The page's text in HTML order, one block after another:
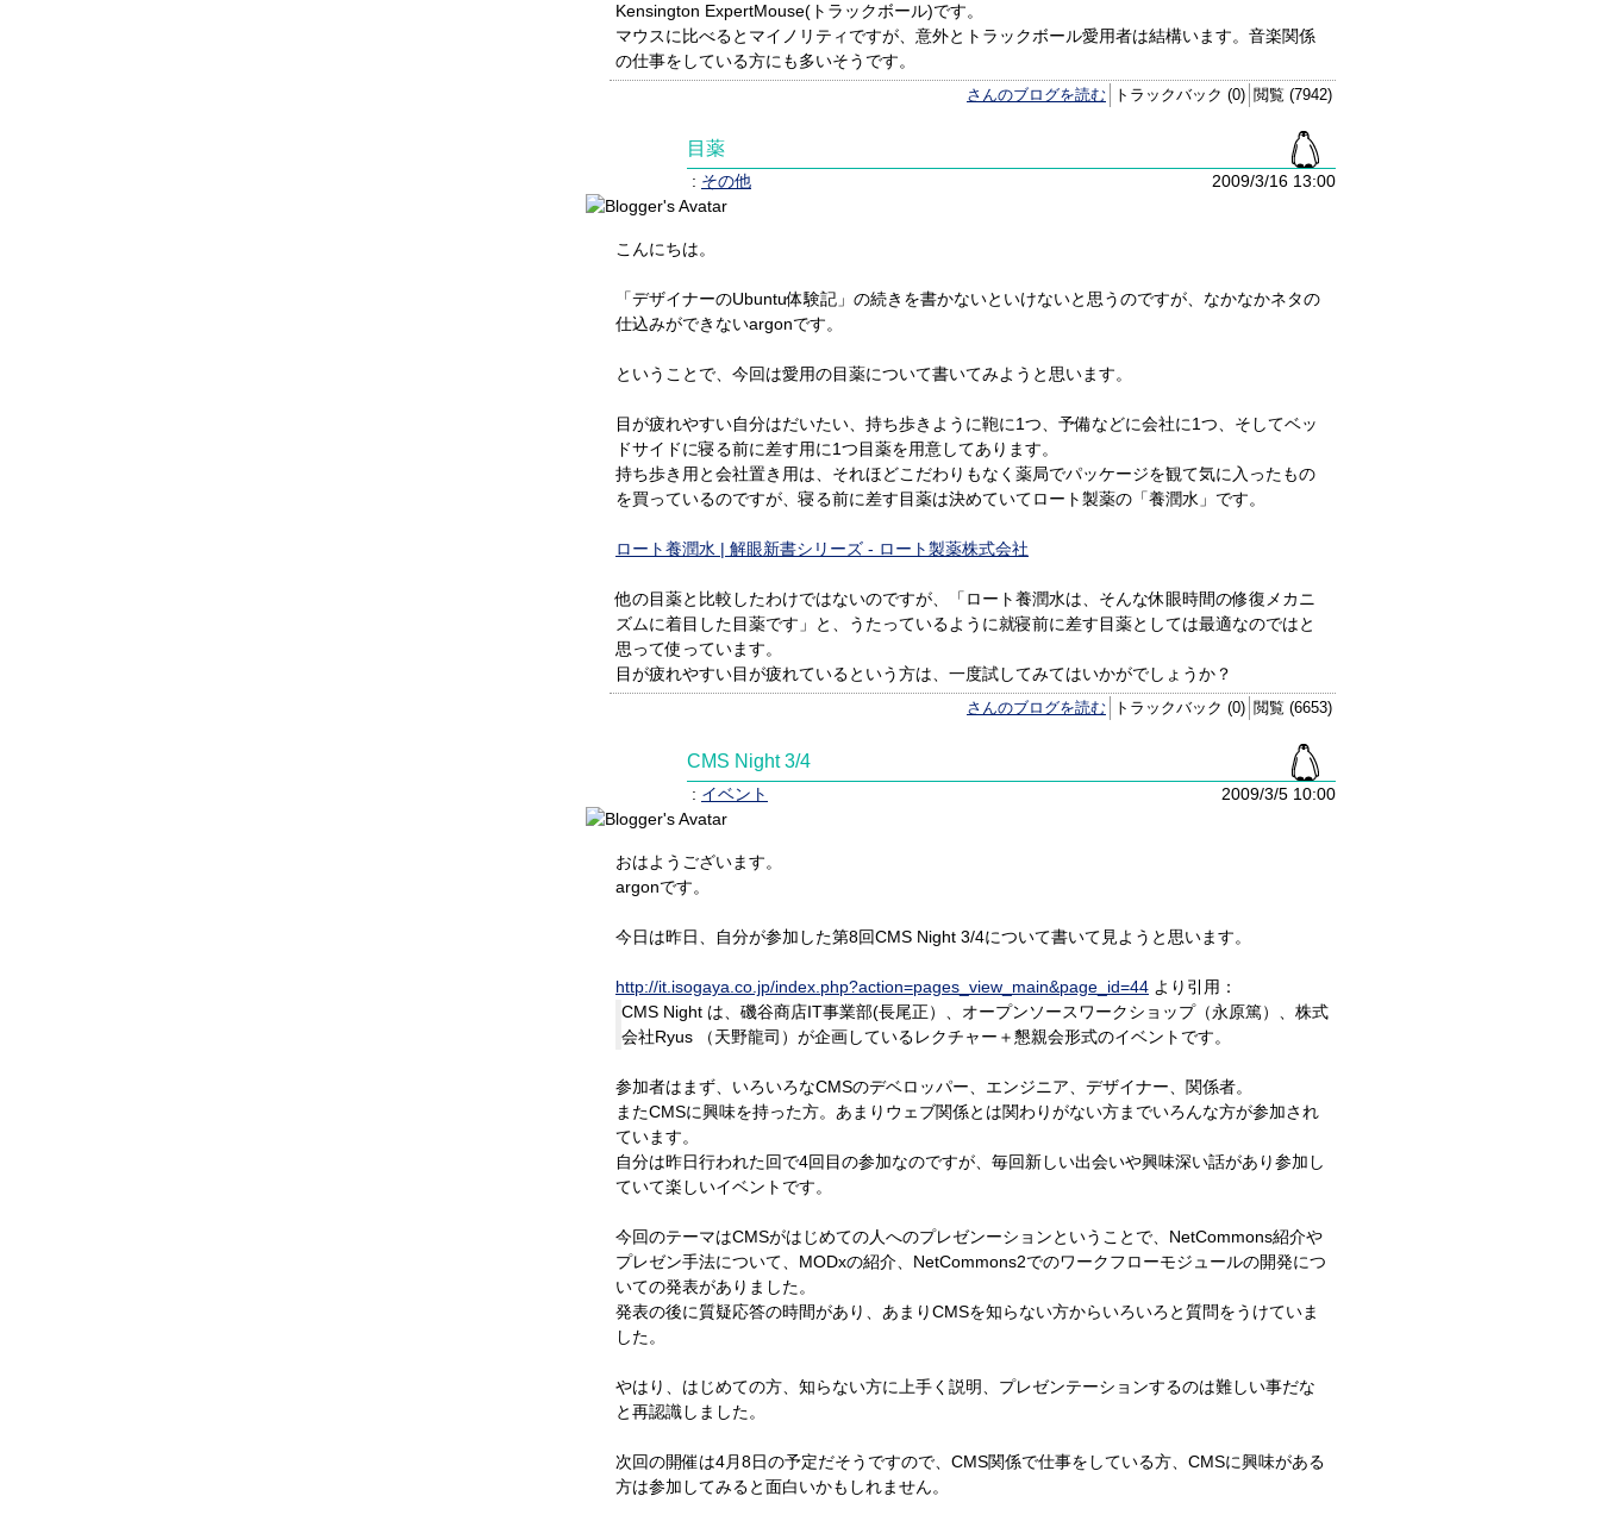
Kensington ExpertMouse(トラックボール)です。
マウスに比べるとマイノリティですが、意外とトラックボール愛用者は結構います。音楽関係
の仕事をしている方にも多いそうです。
さんのブログを読む トラックバック (0) 閲覧 (7942)
目薬
: その他 2009/3/16 13:00
こんにちは。
「デザイナーのUbuntu体験記」の続きを書かないといけないと思うのですが、なかなかネタの
仕込みができないargonです。
ということで、今回は愛用の目薬について書いてみようと思います。
目が疲れやすい自分はだいたい、持ち歩きように鞄に1つ、予備などに会社に1つ、そしてベッ
ドサイドに寝る前に差す用に1つ目薬を用意してあります。
持ち歩き用と会社置き用は、それほどこだわりもなく薬局でパッケージを観て気に入ったもの
を買っているのですが、寝る前に差す目薬は決めていてロート製薬の「養潤水」です。
ロート養潤水 | 解眼新書シリーズ - ロート製薬株式会社
他の目薬と比較したわけではないのですが、「ロート養潤水は、そんな休眼時間の修復メカニ
ズムに着目した目薬です」と、うたっているように就寝前に差す目薬としては最適なのではと
思って使っています。
目が疲れやすい目が疲れているという方は、一度試してみてはいかがでしょうか？
さんのブログを読む トラックバック (0) 閲覧 (6653)
CMS Night 3/4
: イベント 2009/3/5 10:00
おはようございます。
argonです。
今日は昨日、自分が参加した第8回CMS Night 3/4について書いて見ようと思います。
http://it.isogaya.co.jp/index.php?action=pages_view_main&page_id=44 より引用：
CMS Night は、磯谷商店IT事業部(長尾正）、オープンソースワークショップ（永原篤）、株式
会社Ryus （天野龍司）が企画しているレクチャー＋懇親会形式のイベントです。
参加者はまず、いろいろなCMSのデベロッパー、エンジニア、デザイナー、関係者。
またCMSに興味を持った方。あまりウェブ関係とは関わりがない方までいろんな方が参加され
ています。
自分は昨日行われた回で4回目の参加なのですが、毎回新しい出会いや興味深い話があり参加し
ていて楽しいイベントです。
今回のテーマはCMSがはじめての人へのプレゼンーションということで、NetCommons紹介や
プレゼン手法について、MODxの紹介、NetCommons2でのワークフローモジュールの開発につ
いての発表がありました。
発表の後に質疑応答の時間があり、あまりCMSを知らない方からいろいろと質問をうけていま
した。
やはり、はじめての方、知らない方に上手く説明、プレゼンテーションするのは難しい事だな
と再認識しました。
次回の開催は4月8日の予定だそうですので、CMS関係で仕事をしている方、CMSに興味がある
方は参加してみると面白いかもしれません。